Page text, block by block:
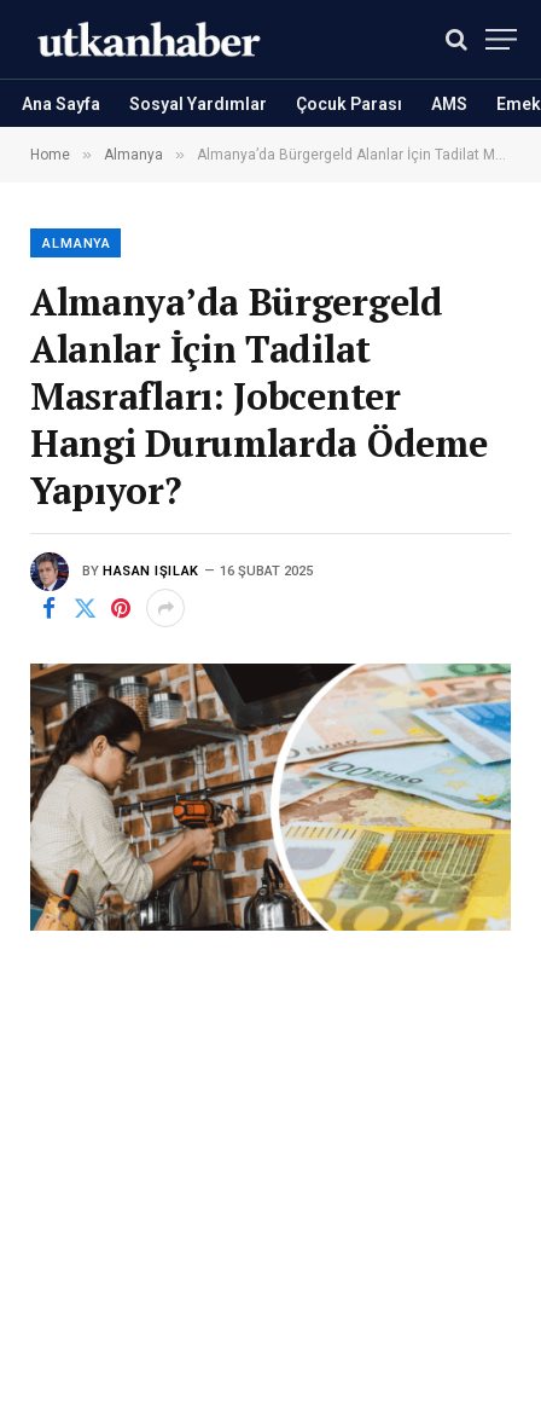
Ana Sayfa Sosyal Yardımlar Çocuk Parası AMS
Home » Almanya » Almanya’da Bürgergeld Alanlar İçin Tadilat Masrafları: Jobcenter Hangi Durumlarda Ödeme Yapıyor?
ALMANYA
Almanya’da Bürgergeld
Alanlar İçin Tadilat
Masrafları: Jobcenter
Hangi Durumlarda Ödeme
Yapıyor?
BY HASAN IŞILAK 16 ŞUBAT 2025